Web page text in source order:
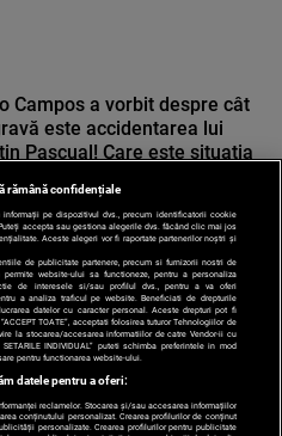
Campos a vorbit despre cât
este accidentarea lui
Pascual! Care este situația
rămână confidențiale
pe dispozitivul dvs., precum identificatorii cookie
accepta sau gestiona alegerile dvs. făcând clic mai jos
Aceste alegeri vor fi raportate partenerilor noștri și
de publicitate partenere, precum si furnizorii nostri de
website-ului sa functioneze, pentru a personaliza
de interesele si/sau profilul dvs., pentru a va oferi
a analiza traficul pe website. Beneficiati de drepturile
datelor cu caracter personal. Aceste drepturi pot fi
“ACCEPT TOATE”, acceptati folosirea tuturor Tehnologiilor de
la stocarea/accesarea informatiilor de catre Vendor-ii cu
INDIVIDUAL” puteti schimba preferintele in mod
pentru functionarea website-ului.
datele pentru a oferi:
reclamelor. Stocarea și/sau accesarea informațiilor
conținutului personalizat. Crearea profilurilor de conținut
personalizate. Crearea profilurilor pentru publicitate